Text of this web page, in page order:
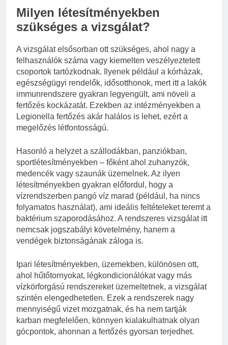
Milyen létesítményekben
szükséges a vizsgálat?
A vizsgálat elsősorban ott szükséges, ahol nagy a
felhasználók száma vagy kiemelten veszélyeztetett
csoportok tartózkodnak. Ilyenek például a kórházak,
egészségügyi rendelők, idősotthonok, mert itt a lakók
immunrendszere gyakran legyengült, ami növeli a
fertőzés kockázatát. Ezekben az intézményekben a
Legionella fertőzés akár halálos is lehet, ezért a
megelőzés létfontosságú.
Hasonló a helyzet a szállodákban, panziókban,
sportlétesítményekben – főként ahol zuhanyzók,
medencék vagy szaunák üzemelnek. Az ilyen
létesítményekben gyakran előfordul, hogy a
vízrendszerben pangó víz marad (például, ha nincs
folyamatos használat), ami ideális feltételeket teremt a
baktérium szaporodásához. A rendszeres vizsgálat itt
nemcsak jogszabályi követelmény, hanem a
vendégek biztonságának záloga is.
Ipari létesítményekben, üzemekben, különösen ott,
ahol hűtőtornyokat, légkondicionálókat vagy más
vízkörforgású rendszereket üzemeltetnek, a vizsgálat
szintén elengedhetetlen. Ezek a rendszerek nagy
mennyiségű vizet mozgatnak, és ha nem tartják
karban megfelelően, könnyen kialakulhatnak olyan
gócpontok, ahonnan a fertőzés gyorsan terjedhet.